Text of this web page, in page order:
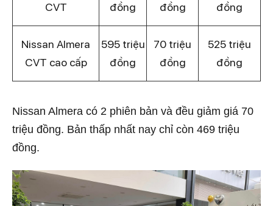
CVT
đồng
đồng
đồng
Nissan Almera
CVT cao cấp
595 triệu
đồng
70 triệu
đồng
525 triệu
đồng
Nissan Almera có 2 phiên bản và đều giảm giá 70
triệu đồng. Bản thấp nhất nay chỉ còn 469 triệu
đồng.